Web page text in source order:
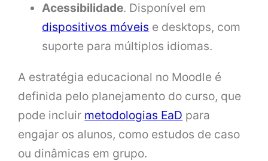
Acessibilidade. Disponível em
dispositivos móveis e desktops, com
suporte para múltiplos idiomas.
A estratégia educacional no Moodle é
definida pelo planejamento do curso, que
pode incluir metodologias EaD para
engajar os alunos, como estudos de caso
ou dinâmicas em grupo.